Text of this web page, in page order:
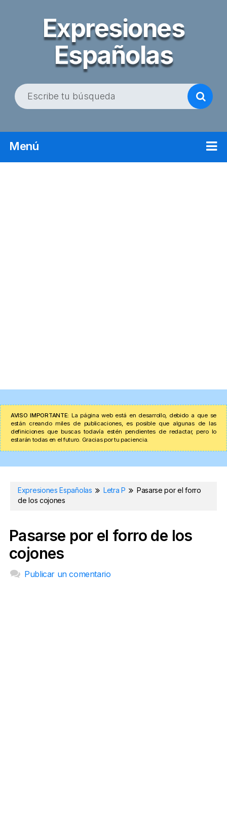
Expresiones
Españolas
B
Menú
AVISO IMPORTANTE: La página web está en desarrollo, debido a que se
están creando miles de publicaciones, es posible que algunas de las
definiciones que buscas todavía estén pendientes de redactar, pero lo
estarán todas en el futuro. Gracias por tu paciencia.
Expresiones Españolas Letra P
Pasarse por el forro
de los cojones
Pasarse por el forro de los
cojones
Publicar un comentario